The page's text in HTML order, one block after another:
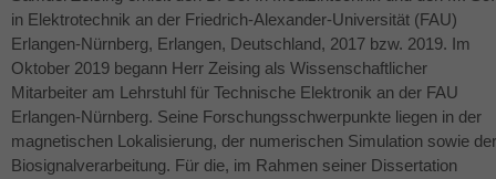
in Elektrotechnik an der Friedrich-Alexander-Universität (FAU)
Erlangen-Nürnberg, Erlangen, Deutschland, 2017 bzw. 2019. Im
Oktober 2019 begann Herr Zeising als Wissenschaftlicher
Mitarbeiter am Lehrstuhl für Technische Elektronik an der FAU
Erlangen-Nürnberg. Seine Forschungsschwerpunkte liegen in der
magnetischen Lokalisierung, der numerischen Simulation sowie der
Biosignalverarbeitung. Für die, im Rahmen seiner Dissertation